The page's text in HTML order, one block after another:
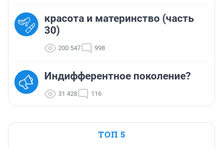
красота и материнство (часть
30)
200 547 998
Индифферентное поколение?
31 428 116
ТОП 5